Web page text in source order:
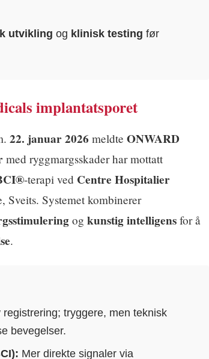
utvikling og klinisk testing før
implantatsporet
22. januar 2026 meldte ONWARD
med ryggmargsskader har mottatt
-terapi ved Centre Hospitalier
Sveits. Systemet kombinerer
og kunstig intelligens for å
.
registrering; tryggere, men teknisk
bevegelser.
Mer direkte signaler via